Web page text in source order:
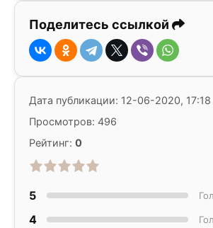
Поделитесь ссылкой
Дата публикации: 12-06-2020, 17:18
Просмотров: 496
Рейтинг: 0
5
4